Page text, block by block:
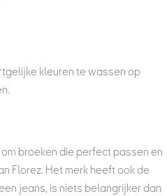
kleuren te wassen op
broeken die perfect passen en
Florez. Het merk heeft ook de
jeans, is niets belangrijker dan